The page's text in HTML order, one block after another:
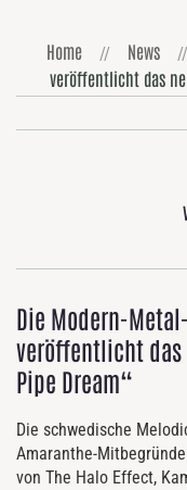
Home News
veröffentlicht das
Die Modern-
veröffentlicht das
Pipe Dream“
Die schwedische
Amaranthe-
von The Halo Effect,